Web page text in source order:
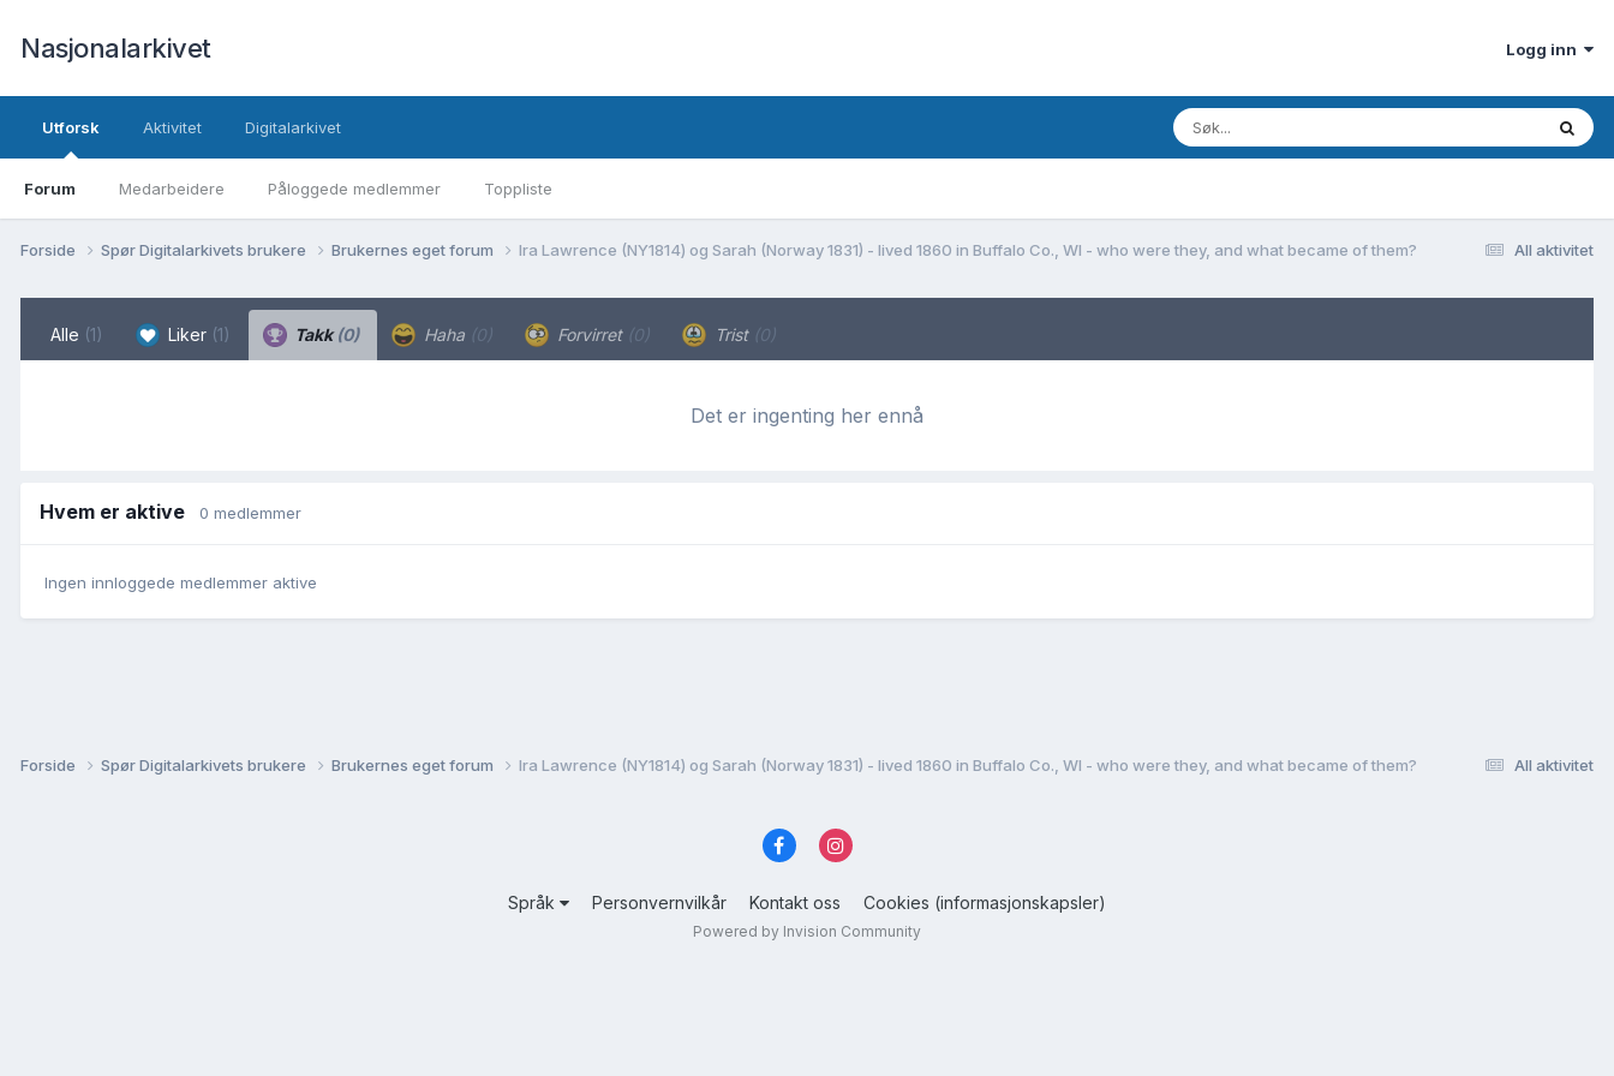
Nasjonalarkivet Logg inn
Utforsk
Forum Medarbeidere Påloggede medlemmer Toppliste
Aktivitet Digitalarkivet
All aktivitet
Forside Spør Digitalarkivets brukere Brukernes eget forum Ira Lawrence (NY1814) og Sarah (Norway 1831) - lived 1860 in Buffalo Co., WI - who were they, and what became of them?
Alle (1) Liker (1) Takk(0) Haha (0) Forvirret (0) Trist (0)
Det er ingenting her ennå
Hvem er aktive 0 medlemmer
Ingen innloggede medlemmer aktive
All aktivitet
Forside Spør Digitalarkivets brukere Brukernes eget forum Ira Lawrence (NY1814) og Sarah (Norway 1831) - lived 1860 in Buffalo Co., WI - who were they, and what became of them?
Språk Personvernvilkår Kontakt oss Cookies (informasjonskapsler)
Powered by Invision Community